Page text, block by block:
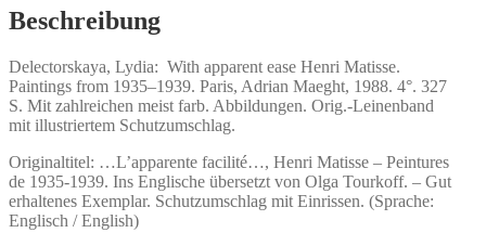
Matisse.
Menge
Beschreibung
Delectorskaya, Lydia: With apparent ease Henri Matisse.
Paintings from 1935–1939. Paris, Adrian Maeght, 1988. 4°. 327
S. Mit zahlreichen meist farb. Abbildungen. Orig.-Leinenband
mit illustriertem Schutzumschlag.
Originaltitel: …L’apparente facilité…, Henri Matisse – Peintures
de 1935-1939. Ins Englische übersetzt von Olga Tourkoff. – Gut
erhaltenes Exemplar. Schutzumschlag mit Einrissen. (Sprache:
Englisch / English)